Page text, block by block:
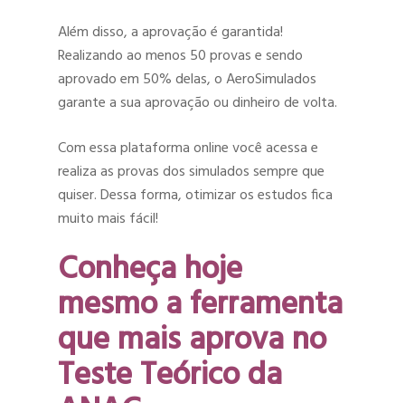
Além disso, a aprovação é garantida!
Realizando ao menos 50 provas e sendo
aprovado em 50% delas, o AeroSimulados
garante a sua aprovação ou dinheiro de volta.
Com essa plataforma online você acessa e
realiza as provas dos simulados sempre que
quiser. Dessa forma, otimizar os estudos fica
muito mais fácil!
Conheça hoje
mesmo a ferramenta
que mais aprova no
Teste Teórico da